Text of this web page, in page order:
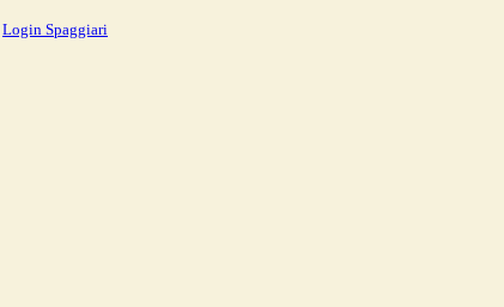
Login Spaggiari